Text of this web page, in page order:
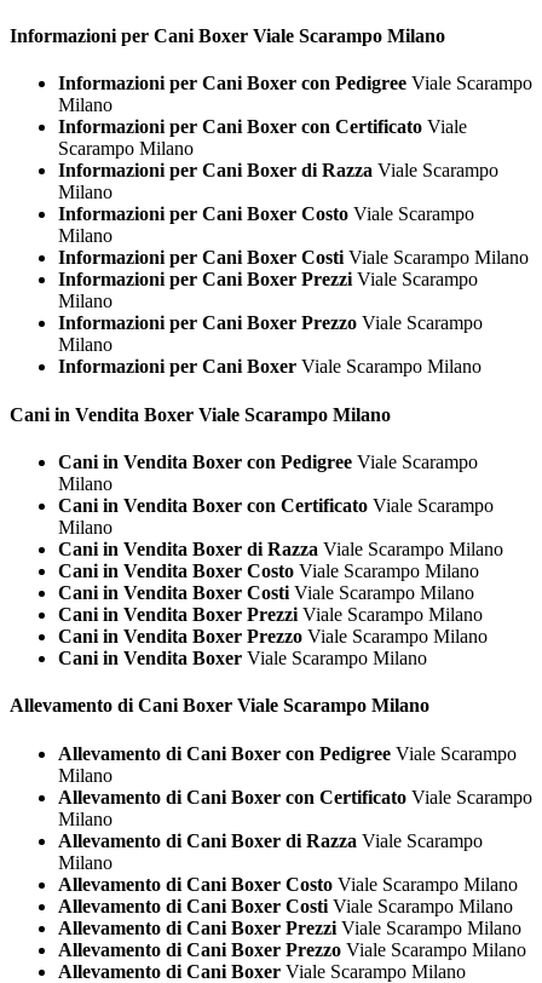
Informazioni per Cani Boxer Viale Scarampo Milano
Informazioni per Cani Boxer con Pedigree Viale Scarampo
Milano
Informazioni per Cani Boxer con Certificato Viale
Scarampo Milano
Informazioni per Cani Boxer di Razza Viale Scarampo
Milano
Informazioni per Cani Boxer Costo Viale Scarampo
Milano
Informazioni per Cani Boxer CostiViale Scarampo Milano
Informazioni per Cani Boxer PrezziViale Scarampo
Milano
Informazioni per Cani Boxer Prezzo Viale Scarampo
Milano
Informazioni per Cani Boxer Viale Scarampo Milano
Cani in Vendita Boxer Viale Scarampo Milano
Cani in Vendita Boxer con Pedigree Viale Scarampo
Milano
Cani in Vendita Boxer con Certificato Viale Scarampo
Milano
Cani in Vendita Boxer di Razza Viale Scarampo Milano
Cani in Vendita Boxer Costo Viale Scarampo Milano
Cani in Vendita Boxer Costi Viale Scarampo Milano
Cani in Vendita Boxer Prezzi Viale Scarampo Milano
Cani in Vendita Boxer Prezzo Viale Scarampo Milano
Cani in Vendita Boxer Viale Scarampo Milano
Allevamento di Cani Boxer Viale Scarampo Milano
Allevamento di Cani Boxer con Pedigree Viale Scarampo
Milano
Allevamento di Cani Boxer con Certificato Viale Scarampo
Milano
Allevamento di Cani Boxer di Razza Viale Scarampo
Milano
Allevamento di Cani Boxer Costo Viale Scarampo Milano
Allevamento di Cani Boxer Costi Viale Scarampo Milano
Allevamento di Cani Boxer Prezzi Viale Scarampo Milano
Allevamento di Cani Boxer Prezzo Viale Scarampo Milano
Allevamento di Cani Boxer Viale Scarampo Milano